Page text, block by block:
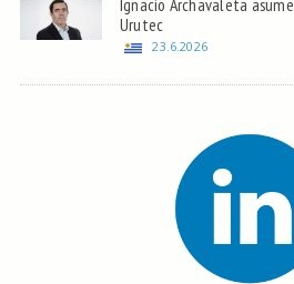
Ignacio Archavaleta
Urutec
23.6.2026